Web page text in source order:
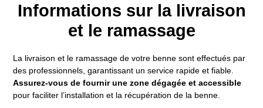
Informations sur la livraison
et le ramassage
La livraison et le ramassage de votre benne sont effectués par
des professionnels, garantissant un service rapide et fiable.
Assurez-vous de fournir une zone dégagée et accessible
pour faciliter l’installation et la récupération de la benne.